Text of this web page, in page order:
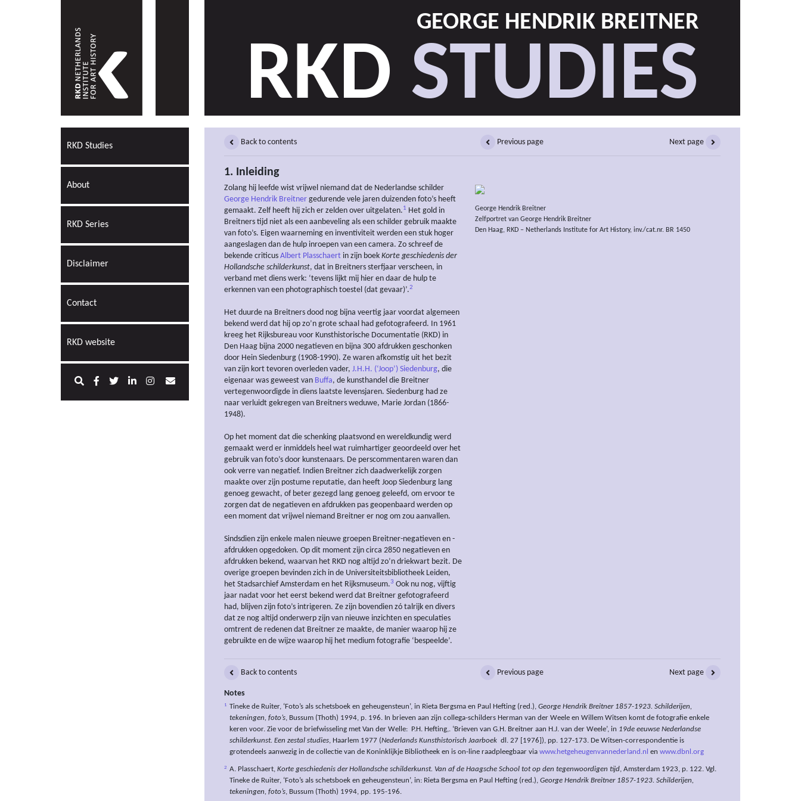
GEORGE HENDRIK BREITNER
RKD STUDIES
RKD Studies
About
RKD Series
Disclaimer
Contact
RKD website
Back to contents Previous page Next page
1. Inleiding
Zolang hij leefde wist vrijwel niemand dat de Nederlandse schilder
George Hendrik Breitner gedurende vele jaren duizenden foto’s heeft
gemaakt. Zelf heeft hij zich er zelden over uitgelaten.1 Het gold in
Breitners tijd niet als een aanbeveling als een schilder gebruik maakte
van foto’s. Eigen waarneming en inventiviteit werden een stuk hoger
aangeslagen dan de hulp inroepen van een camera. Zo schreef de
bekende criticus Albert Plasschaert in zijn boek Korte geschiedenis der
Hollandsche schilderkunst, dat in Breitners sterfjaar verscheen, in
verband met diens werk: ‘tevens lijkt mij hier en daar de hulp te
erkennen van een photographisch toestel (dat gevaar)’.2
Het duurde na Breitners dood nog bijna veertig jaar voordat algemeen
bekend werd dat hij op zo’n grote schaal had gefotografeerd. In 1961
kreeg het Rijksbureau voor Kunsthistorische Documentatie (RKD) in
Den Haag bijna 2000 negatieven en bijna 300 afdrukken geschonken
door Hein Siedenburg (1908-1990). Ze waren afkomstig uit het bezit
van zijn kort tevoren overleden vader, J.H.H. (‘Joop’) Siedenburg, die
eigenaar was geweest van Buffa, de kunsthandel die Breitner
vertegenwoordigde in diens laatste levensjaren. Siedenburg had ze
naar verluidt gekregen van Breitners weduwe, Marie Jordan (1866-
1948).
Op het moment dat die schenking plaatsvond en wereldkundig werd
gemaakt werd er inmiddels heel wat ruimhartiger geoordeeld over het
gebruik van foto’s door kunstenaars. De perscommentaren waren dan
ook verre van negatief. Indien Breitner zich daadwerkelijk zorgen
maakte over zijn postume reputatie, dan heeft Joop Siedenburg lang
genoeg gewacht, of beter gezegd lang genoeg geleefd, om ervoor te
zorgen dat de negatieven en afdrukken pas geopenbaard werden op
een moment dat vrijwel niemand Breitner er nog om zou aanvallen.
Sindsdien zijn enkele malen nieuwe groepen Breitner-negatieven en -
afdrukken opgedoken. Op dit moment zijn circa 2850 negatieven en
afdrukken bekend, waarvan het RKD nog altijd zo’n driekwart bezit. De
overige groepen bevinden zich in de Universiteitsbibliotheek Leiden,
het Stadsarchief Amsterdam en het Rijksmuseum.3 Ook nu nog, vijftig
jaar nadat voor het eerst bekend werd dat Breitner gefotografeerd
had, blijven zijn foto’s intrigeren. Ze zijn bovendien zó talrijk en divers
dat ze nog altijd onderwerp zijn van nieuwe inzichten en speculaties
omtrent de redenen dat Breitner ze maakte, de manier waarop hij ze
gebruikte en de wijze waarop hij het medium fotografie ‘bespeelde’.
George Hendrik Breitner
Zelfportret van George Hendrik Breitner
Den Haag, RKD – Netherlands Institute for Art History, inv./cat.nr. BR 1450
Back to contents Previous page Next page
Notes
1 Tineke de Ruiter, ‘Foto’s als schetsboek en geheugensteun’, in Rieta Bergsma en Paul Hefting (red.), George Hendrik Breitner 1857-1923. Schilderijen,
tekeningen, foto’s, Bussum (Thoth) 1994, p. 196. In brieven aan zijn collega-schilders Herman van der Weele en Willem Witsen komt de fotografie enkele
keren voor. Zie voor de briefwisseling met Van der Welle: P.H. Hefting,. ‘Brieven van G.H. Breitner aan H.J. van der Weele’, in 19de eeuwse Nederlandse
schilderkunst. Een zestal studies, Haarlem 1977 (Nederlands Kunsthistorisch Jaarboek dl. 27 [1976]), pp. 127-173. De Witsen-correspondentie is
grotendeels aanwezig in de collectie van de Koninklijkje Bibliotheek en is on-line raadpleegbaar via www.hetgeheugenvannederland.nl en www.dbnl.org
2 A. Plasschaert, Korte geschiedenis der Hollandsche schilderkunst. Van af de Haagsche School tot op den tegenwoordigen tijd, Amsterdam 1923, p. 122. Vgl.
Tineke de Ruiter, ‘Foto’s als schetsboek en geheugensteun’, in: Rieta Bergsma en Paul Hefting (red.), George Hendrik Breitner 1857-1923. Schilderijen,
tekeningen, foto’s, Bussum (Thoth) 1994, pp. 195-196.